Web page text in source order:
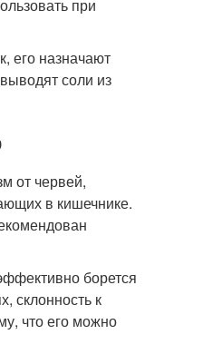
при
его назначают
соли из
от червей,
в кишечнике.
борется
склонность к
что его можно